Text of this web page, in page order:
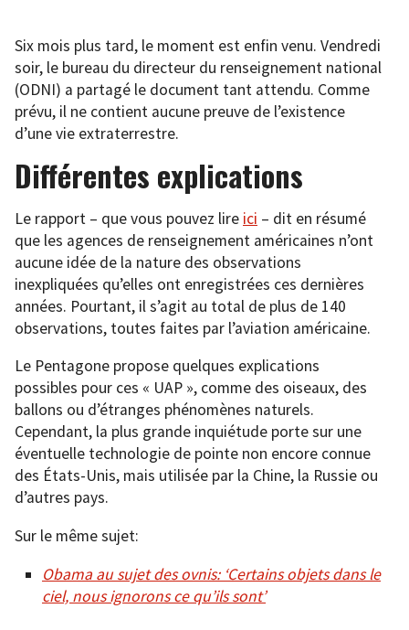
Six mois plus tard, le moment est enfin venu. Vendredi
soir, le bureau du directeur du renseignement national
(ODNI) a partagé le document tant attendu. Comme
prévu, il ne contient aucune preuve de l’existence
d’une vie extraterrestre.
Différentes explications
Le rapport – que vous pouvez lire ici – dit en résumé
que les agences de renseignement américaines n’ont
aucune idée de la nature des observations
inexpliquées qu’elles ont enregistrées ces dernières
années. Pourtant, il s’agit au total de plus de 140
observations, toutes faites par l’aviation américaine.
Le Pentagone propose quelques explications
possibles pour ces « UAP », comme des oiseaux, des
ballons ou d’étranges phénomènes naturels.
Cependant, la plus grande inquiétude porte sur une
éventuelle technologie de pointe non encore connue
des États-Unis, mais utilisée par la Chine, la Russie ou
d’autres pays.
Sur le même sujet:
Obama au sujet des ovnis: ‘Certains objets dans le
ciel, nous ignorons ce qu’ils sont’